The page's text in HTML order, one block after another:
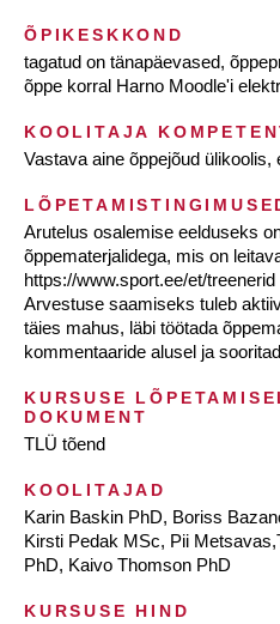
ÕPIKESKKOND
tagatud on tänapäevased,
õppe korral Harno Moodle'i
KOOLITAJA
Vastava aine õppejõud ülikoolis,
Arutelus osalemise eelduseks
õppematerjalidega, mis on
https://www.sport.ee/et/treenerid
Arvestuse saamiseks tuleb
täies mahus, läbi töötada
kommentaaride alusel ja
KURSUSE
DOKUMENT
TLÜ tõend
KOOLITAJAD
Karin Baskin PhD, Boriss
Kirsti Pedak MSc, Pii
PhD, Kaivo Thomson PhD
KURSUSE HIND